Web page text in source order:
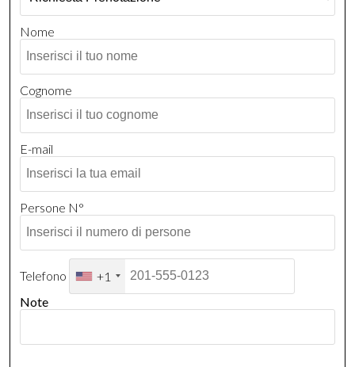
Nome
Cognome
E-mail
Persone N°
Telefono
+1
Note